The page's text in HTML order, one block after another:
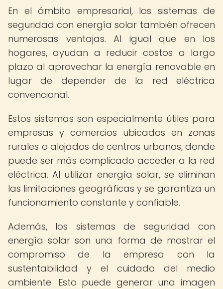
En el ámbito empresarial, los sistemas de
seguridad con energía solar también ofrecen
numerosas ventajas. Al igual que en los
hogares, ayudan a reducir costos a largo
plazo al aprovechar la energía renovable en
lugar de depender de la red eléctrica
convencional.
Estos sistemas son especialmente útiles para
empresas y comercios ubicados en zonas
rurales o alejados de centros urbanos, donde
puede ser más complicado acceder a la red
eléctrica. Al utilizar energía solar, se eliminan
las limitaciones geográficas y se garantiza un
funcionamiento constante y confiable.
Además, los sistemas de seguridad con
energía solar son una forma de mostrar el
compromiso de la empresa con la
sustentabilidad y el cuidado del medio
ambiente. Esto puede generar una imagen